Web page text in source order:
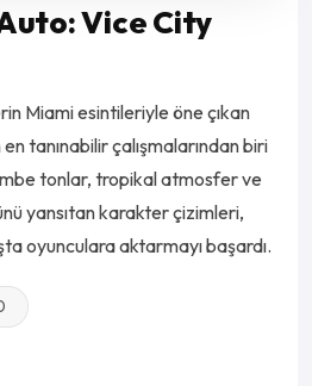
Vice City
Miami esintileriyle öne çıkan
tanınabilir çalışmalarından biri
tonlar, tropikal atmosfer ve
yansıtan karakter çizimleri,
oyunculara aktarmayı başardı.